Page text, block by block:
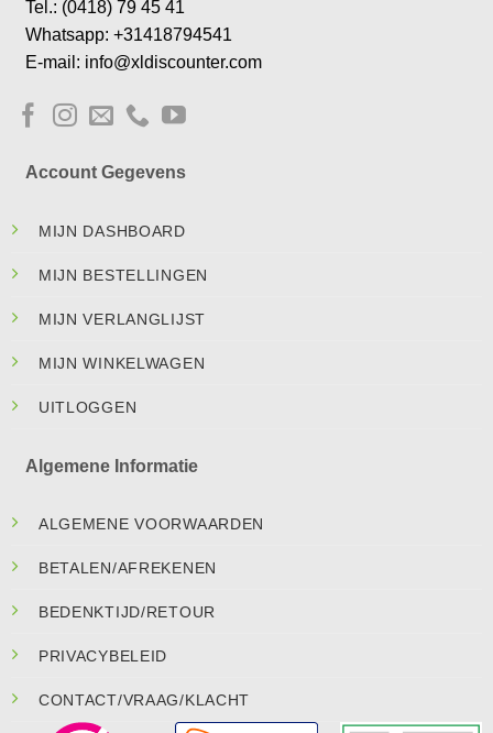
Tel.: (0418) 79 45 41
Whatsapp: +31418794541
E-mail: info@xldiscounter.com
Account Gegevens
MIJN DASHBOARD
MIJN BESTELLINGEN
MIJN VERLANGLIJST
MIJN WINKELWAGEN
UITLOGGEN
Algemene Informatie
ALGEMENE VOORWAARDEN
BETALEN/AFREKENEN
BEDENKTIJD/RETOUR
PRIVACYBELEID
CONTACT/VRAAG/KLACHT